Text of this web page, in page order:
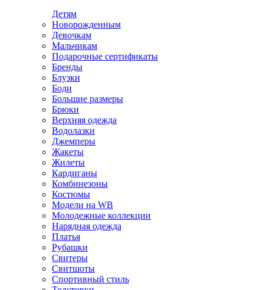
Детям
Новорожденным
Девочкам
Мальчикам
Подарочные сертификаты
Бренды
Блузки
Боди
Большие размеры
Брюки
Верхняя одежда
Водолазки
Джемперы
Жакеты
Жилеты
Кардиганы
Комбинезоны
Костюмы
Модели на WB
Молодежные коллекции
Нарядная одежда
Платья
Рубашки
Свитеры
Свитшоты
Спортивный стиль